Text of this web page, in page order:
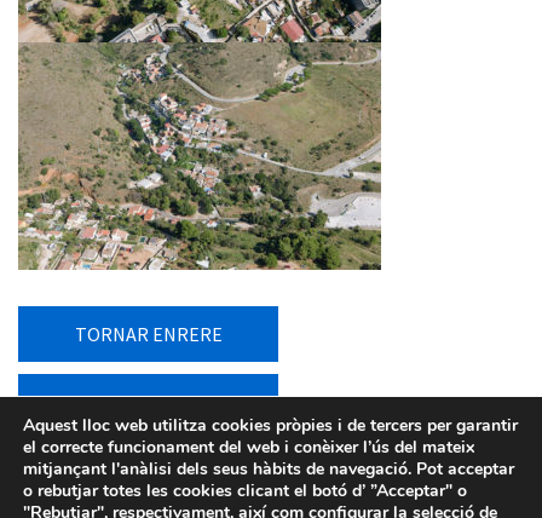
TORNAR ENRERE
TORNAR AL LLISTAT
Aquest lloc web utilitza cookies pròpies i de tercers per garantir
el correcte funcionament del web i conèixer l’ús del mateix
mitjançant l'anàlisi dels seus hàbits de navegació. Pot acceptar
o rebutjar totes les cookies clicant el botó d’ ”Acceptar" o
"Rebutjar", respectivament, així com configurar la selecció de